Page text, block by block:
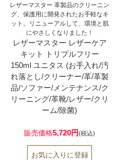
レザーマスター 革製品のクリーニン
グ、保護用に開発されたお手軽なキ
ット。リニューアルして、環境と肌
にやさしくなりました！
レザーマスター レザーケア
キット トリプルフリー
150ml ユニタス (お手入れ/汚
れ落とし/クリーナー/革/革製
品/ソファー/メンテナンス/ク
リーニング/革靴/レザー/クリ
ーム/除菌)
販売価格5,720円(税込)